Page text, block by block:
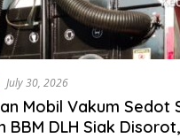
July 30, 2026
Mobil Vakum Sedot
BBM DLH Siak